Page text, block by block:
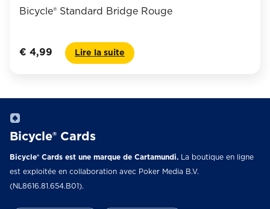
Bicycle® Standard Bridge Rouge
€ 4,99 Lire la suite
Bicycle® Cards
Bicycle® Cards est une marque de Cartamundi.
La boutique en ligne
est exploitée en collaboration avec Poker Media B.V.
(NL8616.81.654.B01).